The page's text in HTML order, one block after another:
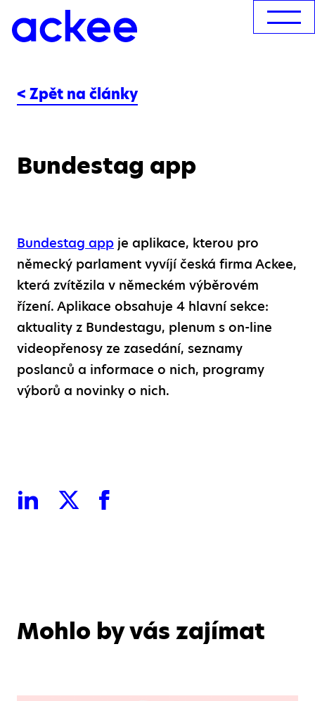
< Zpět na články
Bundestag app
Bundestag app je aplikace, kterou pro
německý parlament vyvíjí česká firma Ackee,
která zvítězila v německém výběrovém
řízení. Aplikace obsahuje 4 hlavní sekce:
aktuality z Bundestagu, plenum s on-line
videopřenosy ze zasedání, seznamy
poslanců a informace o nich, programy
výborů a novinky o nich.
Mohlo by vás zajímat